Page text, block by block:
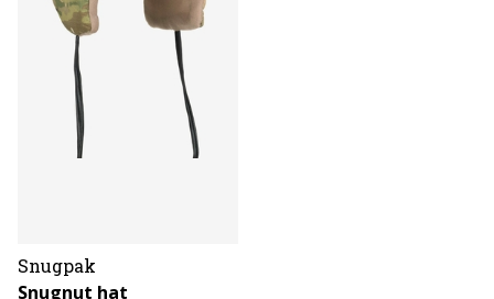
Snugpak
Snugnut hat